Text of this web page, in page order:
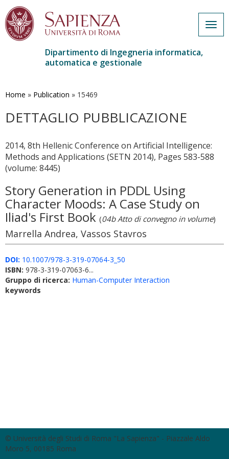
contenuto
Dipartimento di Ingegneria informatica,
automatica e gestionale
Home » Publication » 15469
DETTAGLIO PUBBLICAZIONE
2014, 8th Hellenic Conference on Artificial Intelligence:
Methods and Applications (SETN 2014), Pages 583-588
(volume: 8445)
Story Generation in PDDL Using
Character Moods: A Case Study on
Iliad's First Book (04b Atto di convegno in volume)
Marrella Andrea, Vassos Stavros
DOI: 10.1007/978-3-319-07064-3_50
ISBN: 978-3-319-07063-6...
Gruppo di ricerca: Human-Computer Interaction
keywords
© Università degli Studi di Roma "La Sapienza" - Piazzale Aldo
Moro 5, 00185 Roma